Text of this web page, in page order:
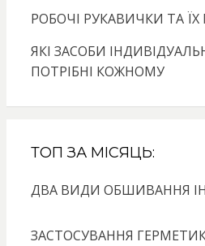
РОБОЧІ РУКАВИЧКИ ТА
ЯКІ ЗАСОБИ
ПОТРІБНІ КОЖНОМУ
ТОП ЗА МІСЯЦЬ:
ДВА ВИДИ ОБШИВАННЯ
ЗАСТОСУВАННЯ